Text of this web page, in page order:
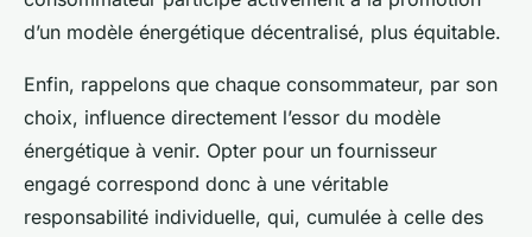
d’un modèle énergétique décentralisé, plus équitable.
Enfin, rappelons que chaque consommateur, par son
choix, influence directement l’essor du modèle
énergétique à venir. Opter pour un fournisseur
engagé correspond donc à une véritable
responsabilité individuelle, qui, cumulée à celle des